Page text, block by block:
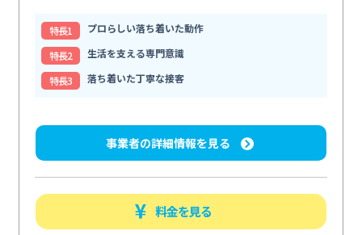
特⻑1
プロらしい落ち着いた動作
特⻑2
生活を支える専門意識
特⻑3
落ち着いた丁寧な接客
事業者の詳細情報を見る
料金を見る